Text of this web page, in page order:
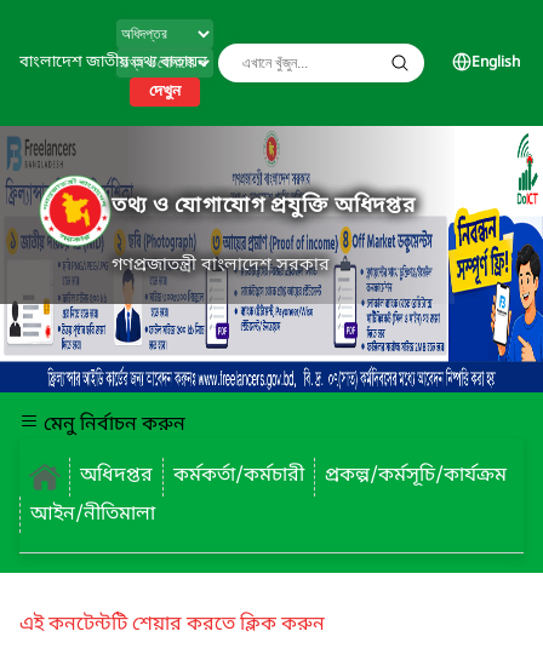
বাংলাদেশ জাতীয় তথ্য বাতায়ন
দেখুন
English
তথ্য ও যোগাযোগ প্রযুক্তি অধিদপ্তর
গণপ্রজাতন্ত্রী বাংলাদেশ সরকার
মেনু নির্বাচন করুন
অধিদপ্তর
কর্মকর্তা/কর্মচারী
প্রকল্প/কর্মসূচি/কার্যক্রম
আইন/নীতিমালা
এই কনটেন্টটি শেয়ার করতে ক্লিক করুন